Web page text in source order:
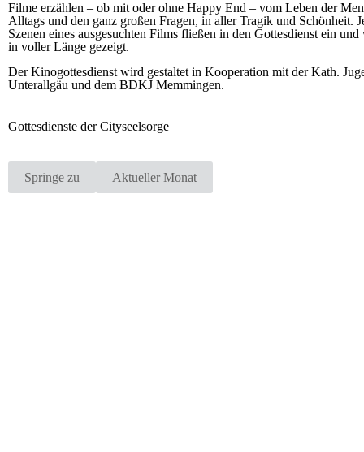
Filme erzählen – ob mit oder ohne Happy End – vom Leben der
Alltags und den ganz großen Fragen, in aller Tragik und Schönheit.
Szenen eines ausgesuchten Films fließen in den Gottesdienst ein
in voller Länge gezeigt.
Der Kinogottesdienst wird gestaltet in Kooperation mit der Kath.
Unterallgäu und dem BDKJ Memmingen.
Gottesdienste der Cityseelsorge
Springe zu Aktueller Monat